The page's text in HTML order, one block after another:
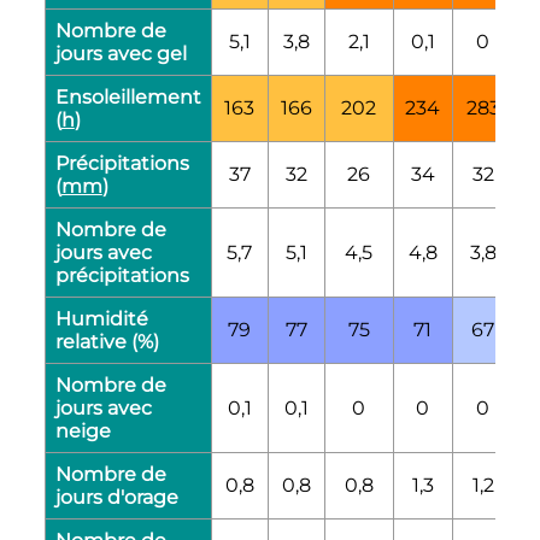
Nombre de
jours avec gel
5,1 3,8 2,1 0,1 0
Ensoleillement
(h)
163 166 202 234 283
Précipitations
(mm)
37 32 26 34 32
Nombre de
jours avec
précipitations
5,7 5,1 4,5 4,8 3,8
Humidité
relative (%)
79 77 75 71 67
Nombre de
jours avec
neige
0,1 0,1 0 0 0
Nombre de
jours d'orage
0,8 0,8 0,8 1,3 1,2